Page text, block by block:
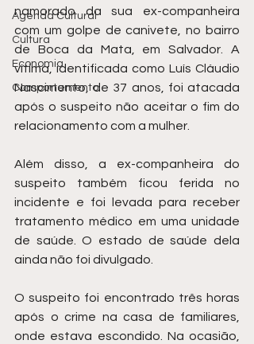
Agenda Cultural
Cultura
Economia
Comportamento
namorado da sua ex-companheira
com um golpe de canivete, no bairro
de Boca da Mata, em Salvador. A
vítima, identificada como Luís Cláudio
Nascimento, de 37 anos, foi atacada
após o suspeito não aceitar o fim do
relacionamento com a mulher.
Além disso, a ex-companheira do
suspeito também ficou ferida no
incidente e foi levada para receber
tratamento médico em uma unidade
de saúde. O estado de saúde dela
ainda não foi divulgado.
O suspeito foi encontrado três horas
após o crime na casa de familiares,
onde estava escondido. Na ocasião,